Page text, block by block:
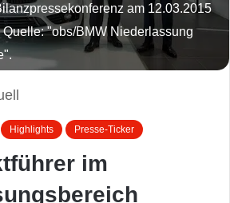
am 12.03.2015
"obs/BMW Niederlassung
Highlights Presse-Ticker
im